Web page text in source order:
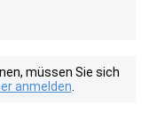
müssen Sie sich
anmelden